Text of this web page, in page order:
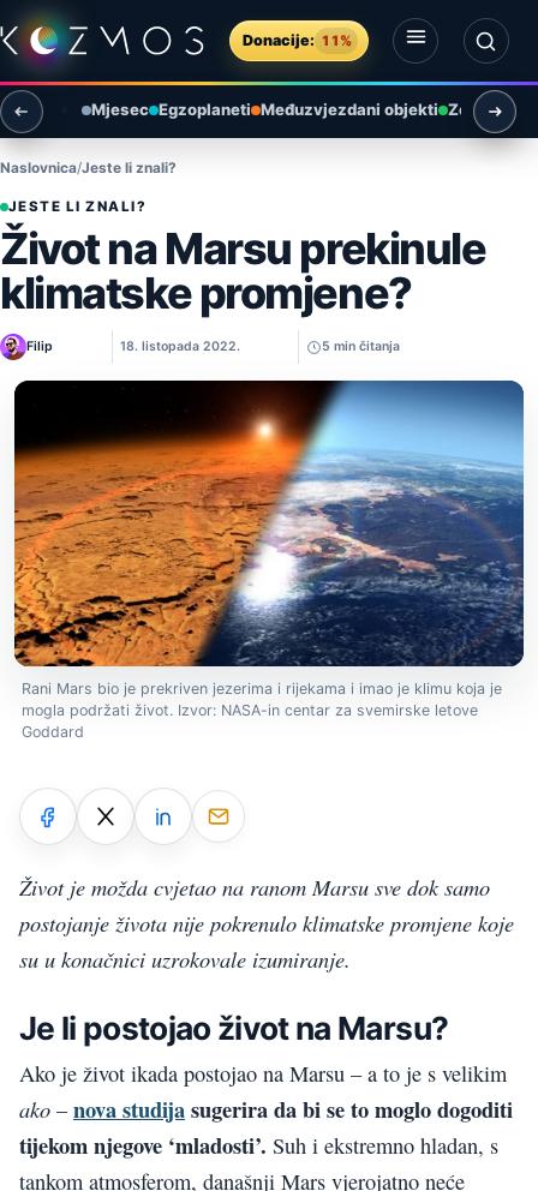
Preskoči na sadržaj
Donacije: 11%
Otvori izbornik
Otvori pretragu
Mjesec Egzoplaneti Međuzvjezdani objekti Zemlja i
Naslovnica Jeste li znali?
JESTE LI ZNALI?
Život na Marsu prekinule
klimatske promjene?
Filip 18. listopada 2022. 5 min čitanja
Rani Mars bio je prekriven jezerima i rijekama i imao je klimu koja je
mogla podržati život. Izvor: NASA-in centar za svemirske letove
Goddard
Život je možda cvjetao na ranom Marsu sve dok samo
postojanje života nije pokrenulo klimatske promjene koje
su u konačnici uzrokovale izumiranje.
Je li postojao život na Marsu?
Ako je život ikada postojao na Marsu – a to je s velikim
ako – nova studijasugerira da bi se to moglo dogoditi
tijekom njegove ‘mladosti’. Suh i ekstremno hladan, s
tankom atmosferom, današnji Mars vjerojatno neće